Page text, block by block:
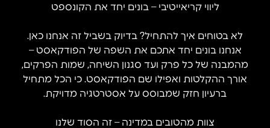
ליווי קריאייטיבי – בונים יחד את הקונספט
לא בטוחים איך להתחיל? בדיוק בשביל זה אנחנו כאן.
אנחנו בונים יחד אתכם את השפה של הפודקאסט –
מהמבנה של כל פרק ועד סגנון השיחה, שמות הפרקים,
אורך ההקלטות ואפילו שם הפודקאסט. כי הכל מתחיל
ברעיון חזק שמבוסס על אסטרטגיה מדויקת.
צוות מהטובים במדינה – זה הסוד שלנו